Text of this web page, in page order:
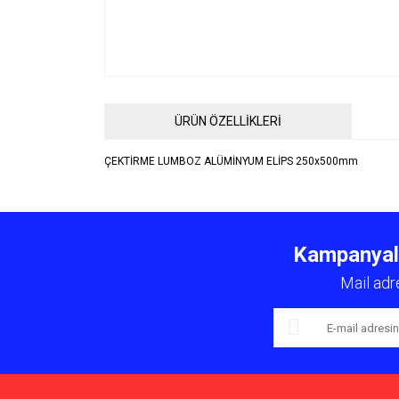
ÜRÜN ÖZELLİKLERİ
ÇEKTİRME LUMBOZ ALÜMİNYUM ELİPS 250x500mm
Ürün resmi kalitesiz, bozuk veya görüntülenemiyor.
Mail